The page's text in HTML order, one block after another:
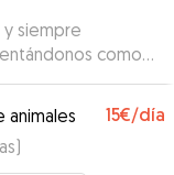
y siempre
como
estaba super
muy bien
horarios. Vamos a
animales 15€/día
)